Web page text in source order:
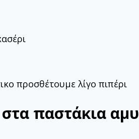
προσθέτουμε λίγο πιπέρι
παστάκια